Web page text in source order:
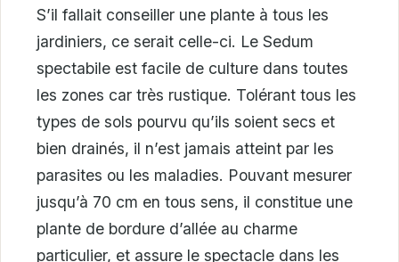
S’il fallait conseiller une plante à tous les
jardiniers, ce serait celle-ci. Le Sedum
spectabile est facile de culture dans toutes
les zones car très rustique. Tolérant tous les
types de sols pourvu qu’ils soient secs et
bien drainés, il n’est jamais atteint par les
parasites ou les maladies. Pouvant mesurer
jusqu’à 70 cm en tous sens, il constitue une
plante de bordure d’allée au charme
particulier, et assure le spectacle dans les